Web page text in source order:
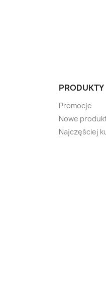
PRODUKTY
Promocje
Nowe
Najczęściej